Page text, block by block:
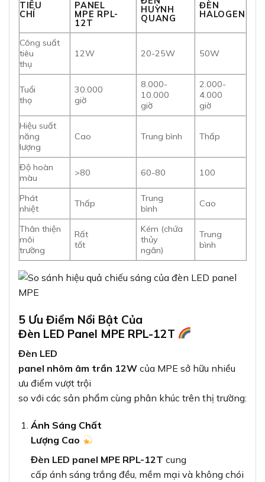
TIÊU
CHÍ
PANEL
MPE RPL-
12T
HUỲNH
QUANG
ĐÈN
HALOGEN
Công suất
tiêu
thụ
12W 20-25W 50W
Tuổi
thọ
30.000
giờ
8.000-
10.000
giờ
2.000-
4.000
giờ
Hiệu suất
năng
lượng
Cao Trung bình Thấp
Độ hoàn
màu
>80 60-80 100
Phát
nhiệt
Thấp
Trung
bình
Cao
Thân thiện
môi
trường
Rất
tốt
Kém (chứa
thủy
ngân)
Trung
bình
5 Ưu Điểm Nổi Bật Của
Đèn LED Panel MPE RPL-12T
Đèn LED
panel nhôm âm trần 12W của MPE sở hữu nhiều
ưu điểm vượt trội
so với các sản phẩm cùng phân khúc trên thị trường:
Ánh Sáng Chất
Lượng Cao
Đèn LED panel MPE RPL-12T cung
cấp ánh sáng trắng đều, mềm mại và không chói